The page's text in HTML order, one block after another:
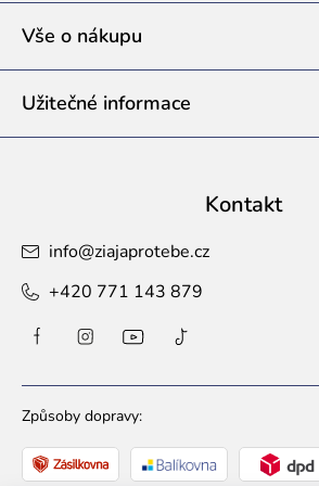
Vše o nákupu
Užitečné informace
Kontakt
info@ziajaprotebe.cz
+420 771 143 879
Způsoby dopravy: